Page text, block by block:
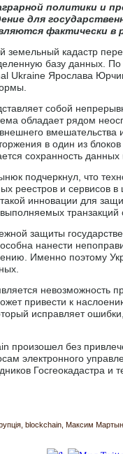
политики и
для
фактически в
земельный кадастр
базу данных.
Ukraine Ярослава
собой
обладает рядом
в один из
сохранность
подчеркнул, что
реестров и сервисов
инновации для
транзакций
защиты
нанести
Именно поэтому
невозможность
привести к
исправляет
произошел без
электронного
Госгеокадастра
blockchain Максим